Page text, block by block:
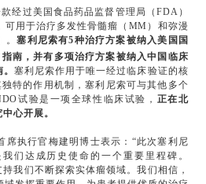
款经过美国食品药品监督管理局（FDA）
可用于治疗多发性骨髓瘤（MM）和弥漫
。塞利尼索有5种治疗方案被纳入美国国
指南，并有多项治疗方案被纳入中国临床
塞利尼索作用于唯一经过临床验证的核
特的作用机制，塞利尼索可与其他多个
试验是一项全球性临床试验， 正在北
心开展。
席执行官梅建明博士表示：“此次塞利尼
们达成历史使命的一个重要里程碑。
我们不断探索实体瘤领域。我们相信，